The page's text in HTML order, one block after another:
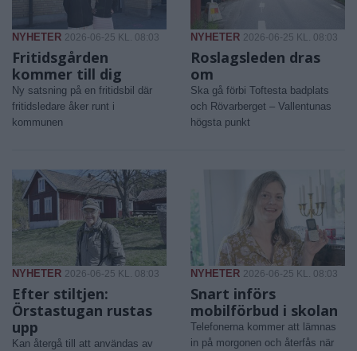
NYHETER 2026-06-25 KL. 08:03
Fritidsgården
kommer till dig
Ny satsning på en fritidsbil där
fritidsledare åker runt i
kommunen
NYHETER 2026-06-25 KL. 08:03
Roslagsleden dras
om
Ska gå förbi Toftesta badplats
och Rövarberget – Vallentunas
högsta punkt
NYHETER 2026-06-25 KL. 08:03
Efter stiltjen:
Örstastugan rustas
upp
Kan återgå till att användas av
NYHETER 2026-06-25 KL. 08:03
Snart införs
mobilförbud i skolan
Telefonerna kommer att lämnas
in på morgonen och återfås när